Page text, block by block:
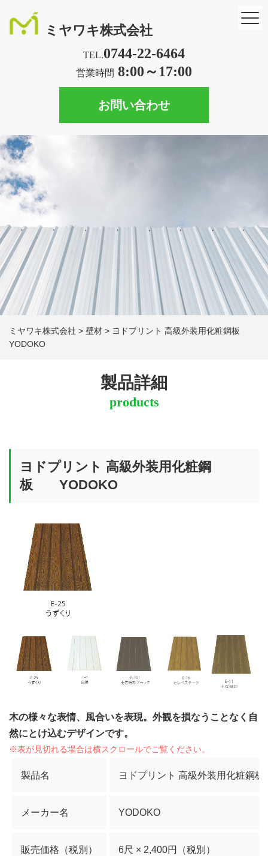
ミヤワキ株式会社
TEL.0744-22-6464
営業時間 8:00～17:00
お問い合わせ
ミヤワキ株式会社 > 壁材 > ヨドプリント 高級外装用化粧鋼板
YODOKO
製品詳細
products
ヨドプリント 高級外装用化粧鋼
板 YODOKO
木の様々な表情、風合いを表現。外観を損なうことなく自
然にとけ込むデザインです。
製品名 ヨドプリント 高級外装用化粧鋼板
メーカー名 YODOKO
販売価格（税別） 6尺 × 2,400円（税別）